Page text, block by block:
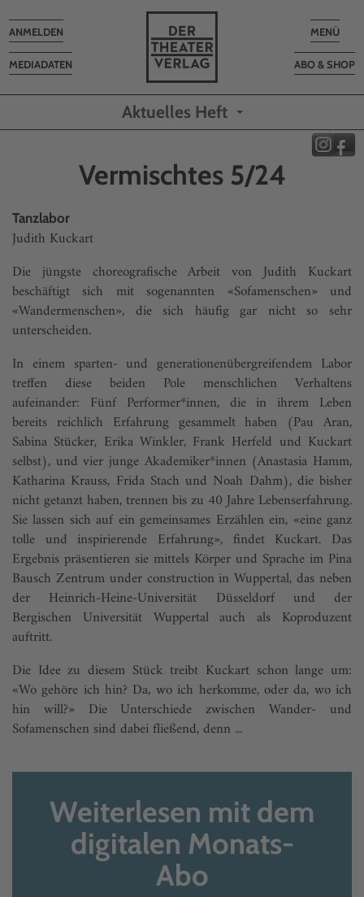
Toggle
MENÜ
ABO & SHOP
MEDIADATEN
Toggle
navigation
ANMELDEN
Aktuelles Heft
Vermischtes 5/24
Tanzlabor
Judith Kuckart
Die jüngste choreografische Arbeit von Judith Kuckart
beschäftigt sich mit sogenannten «Sofamenschen» und
«Wandermenschen», die sich häufig gar nicht so sehr
unterscheiden.
In einem sparten- und generationenübergreifendem Labor
treffen diese beiden Pole menschlichen Verhaltens
aufeinander: Fünf Performer*innen, die in ihrem Leben
bereits reichlich Erfahrung gesammelt haben (Pau Aran,
Sabina Stücker, Erika Winkler, Frank Herfeld und Kuckart
selbst), und vier junge Akademiker*innen (Anastasia Hamm,
Katharina Krauss, Frida Stach und Noah Dahm), die bisher
nicht getanzt haben, trennen bis zu 40 Jahre Lebenserfahrung.
Sie lassen sich auf ein gemeinsames Erzählen ein, «eine ganz
tolle und inspirierende Erfahrung», findet Kuckart. Das
Ergebnis präsentieren sie mittels Körper und Sprache im Pina
Bausch Zentrum under construction in Wuppertal, das neben
der Heinrich-Heine-Universität Düsseldorf und der
Bergischen Universität Wuppertal auch als Koproduzent
auftritt.
Die Idee zu diesem Stück treibt Kuckart schon lange um:
«Wo gehöre ich hin? Da, wo ich herkomme, oder da, wo ich
hin will?» Die Unterschiede zwischen Wander- und
Sofamenschen sind dabei fließend, denn ...
Weiterlesen mit dem
digitalen Monats-
Abo